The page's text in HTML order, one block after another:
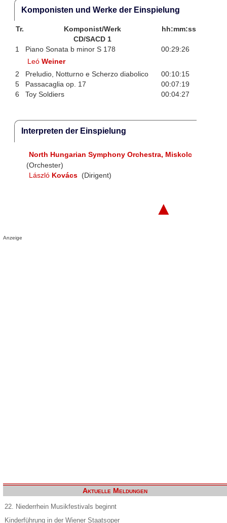
Komponisten und Werke der Einspielung
Tr. Komponist/Werk
hh:mm:ss
CD/SACD 1
1
Piano Sonata b minor S 178
00:29:26
LeóWeiner
2
Preludio, Notturno e Scherzo diabolico
00:10:15
5
Passacaglia op. 17
00:07:19
6
Toy Soldiers 00:04:27
Interpreten der Einspielung
North Hungarian Symphony Orchestra, Miskolc
(Orchester)
László Kovács (Dirigent)
▲
Anzeige
Aktuelle Meldungen
22. Niederrhein Musikfestivals beginnt
Kinderführung in der Wiener Staatsoper